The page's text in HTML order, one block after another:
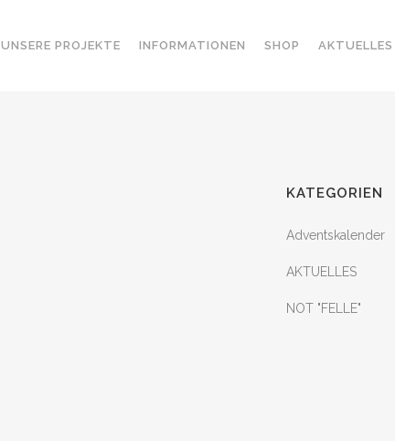
UNSERE PROJEKTE INFORMATIONEN SHOP AKTUELLES
KATEGORIEN
Adventskalender
AKTUELLES
NOT "FELLE"